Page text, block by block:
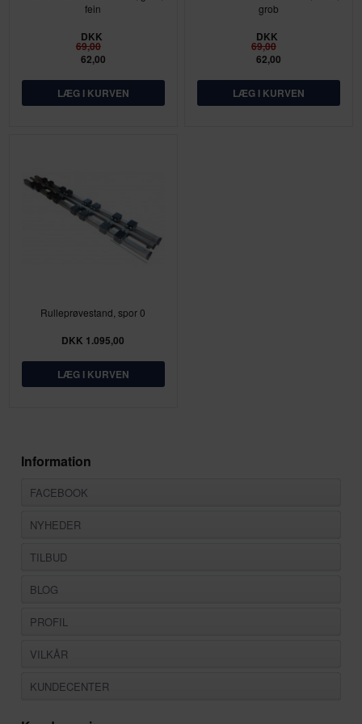
fein
DKK
69,00
62,00
grob
DKK
69,00
62,00
Rulleprøvestand, spor 0
DKK 1.095,00
Information
FACEBOOK
NYHEDER
TILBUD
BLOG
PROFIL
VILKÅR
KUNDECENTER